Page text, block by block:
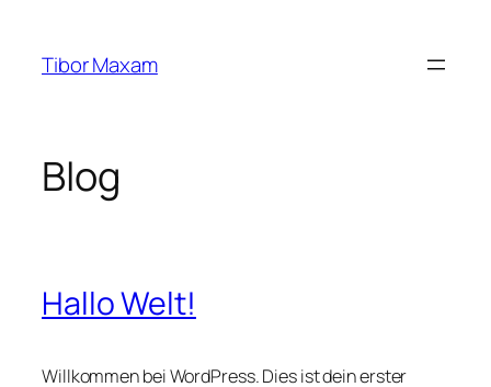
springen
Tibor Maxam
Blog
Hallo Welt!
Willkommen bei WordPress. Dies ist dein erster